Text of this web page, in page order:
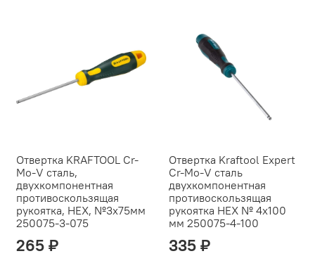
Отвертка KRAFTOOL Cr-
Mo-V сталь,
двухкомпонентная
противоскользящая
рукоятка, HEX, №3x75мм
250075-3-075
265 ₽
Отвертка Kraftool Expert
Cr-Mo-V сталь
двухкомпонентная
противоскользящая
рукоятка HEX № 4x100
мм 250075-4-100
335 ₽